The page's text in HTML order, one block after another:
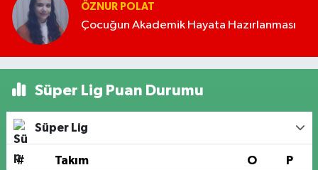
ÖZNUR POLAT
Çocuğun Akademik Hayata Hazırlanması
Süper Lig Puan Durumu
Süper Lig
# Takım O P